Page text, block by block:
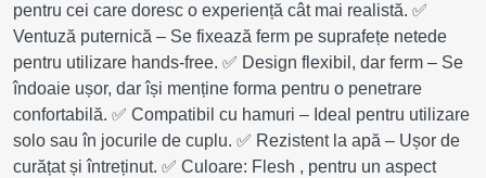
pentru cei care doresc o experiență cât mai realistă. ✅
Ventuză puternică – Se fixează ferm pe suprafețe netede
pentru utilizare hands-free. ✅ Design flexibil, dar ferm – Se
îndoaie ușor, dar își menține forma pentru o penetrare
confortabilă. ✅ Compatibil cu hamuri – Ideal pentru utilizare
solo sau în jocurile de cuplu. ✅ Rezistent la apă – Ușor de
curățat și întreținut. ✅ Culoare: Flesh , pentru un aspect